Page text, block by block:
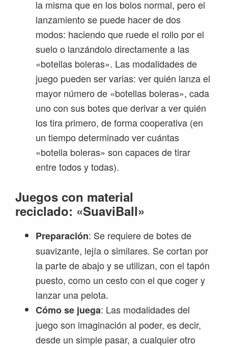
la misma que en los bolos normal, pero el
lanzamiento se puede hacer de dos
modos: haciendo que ruede el rollo por el
suelo o lanzándolo directamente a las
«botellas boleras». Las modalidades de
juego pueden ser varias: ver quién lanza el
mayor número de «botellas boleras», cada
uno con sus botes que derivar a ver quién
los tira primero, de forma cooperativa (en
un tiempo determinado ver cuántas
«botella boleras» son capaces de tirar
entre todos y todas).
Juegos con material
reciclado: «SuaviBall»
Preparación: Se requiere de botes de
suavizante, lejía o similares. Se cortan por
la parte de abajo y se utilizan, con el tapón
puesto, como un cesto con el que coger y
lanzar una pelota.
Cómo se juega: Las modalidades del
juego son imaginación al poder, es decir,
desde un simple pasar, a cualquier otro